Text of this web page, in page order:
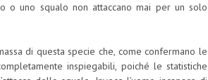
o uno squalo non attaccano mai per un solo
di questa specie che, come confermano le
inspiegabili, poiché le statistiche